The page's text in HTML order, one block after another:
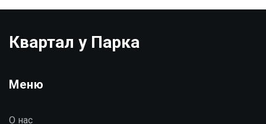
Квартал у Парка
Меню
О нас